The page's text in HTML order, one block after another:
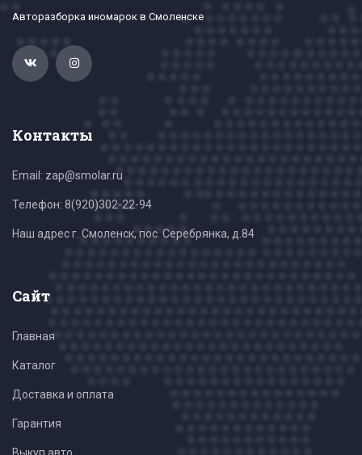
Авторазборка иномарок в Смоленске
Контакты
Email: zap@smolar.ru
Телефон: 8(920)302-22-94
Наш адрес г. Смоленск, пос. Серебрянка, д.84
Сайт
Главная
Каталог
Доставка и оплата
Гарантия